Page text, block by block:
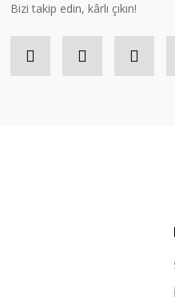
Bizi takip edin, kârlı çıkın!